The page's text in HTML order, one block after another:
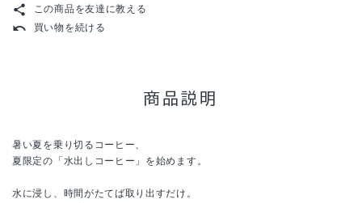
share この商品を友達に教える
undo 買い物を続ける
商品説明
暑い夏を乗り切るコーヒー、
夏限定の「水出しコーヒー」を始めます。
水に浸し、時間がたてば取り出すだけ。